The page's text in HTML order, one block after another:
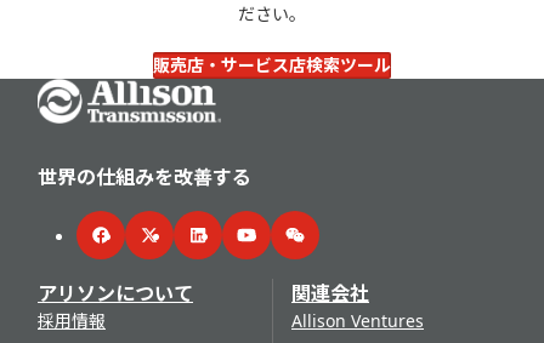
ださい。
販売店・サービス店検索ツール
Go Home
世界の仕組みを改善する
FacebookTwitterLinkedInYouTubeWeChat
アリソンについて
採用情報
関連会社
Allison Ventures